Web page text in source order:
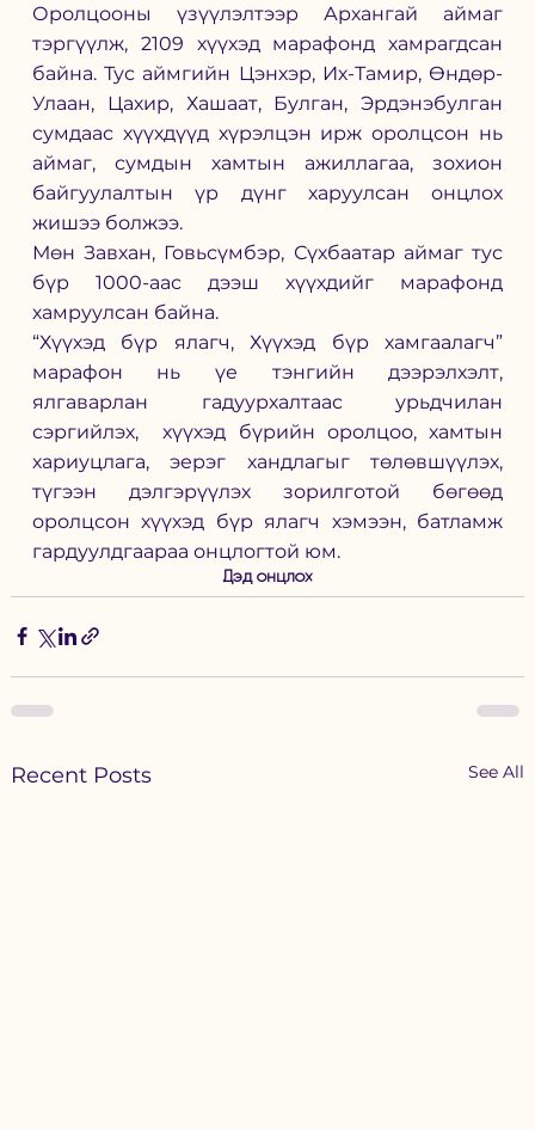
Оролцооны үзүүлэлтээр Архангай аймаг
тэргүүлж, 2109 хүүхэд марафонд хамрагдсан
байна. Тус аймгийн Цэнхэр, Их-Тамир, Өндөр-
Улаан, Цахир, Хашаат, Булган, Эрдэнэбулган
сумдаас хүүхдүүд хүрэлцэн ирж оролцсон нь
аймаг, сумдын хамтын ажиллагаа, зохион
байгуулалтын үр дүнг харуулсан онцлох
жишээ болжээ.
Мөн Завхан, Говьсүмбэр, Сүхбаатар аймаг тус
бүр 1000-аас дээш хүүхдийг марафонд
хамруулсан байна.
“Хүүхэд бүр ялагч, Хүүхэд бүр хамгаалагч”
марафон нь үе тэнгийн дээрэлхэлт,
ялгаварлан гадуурхалтаас урьдчилан
сэргийлэх,  хүүхэд бүрийн оролцоо, хамтын
хариуцлага, эерэг хандлагыг төлөвшүүлэх,
түгээн дэлгэрүүлэх зорилготой бөгөөд
оролцсон хүүхэд бүр ялагч хэмээн, батламж
гардуулдгаараа онцлогтой юм.
Дэд онцлох
Recent Posts See All